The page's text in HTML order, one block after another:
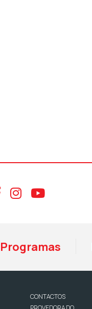
Aceder ao
Aceder ao
Aceder
Programas
CONTACTOS